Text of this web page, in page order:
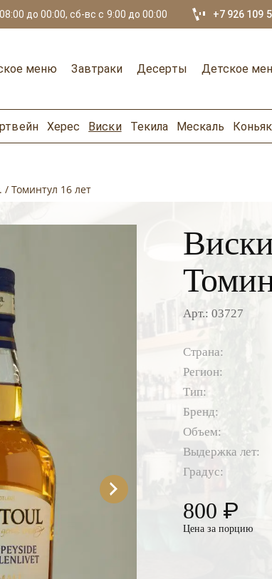
до 00:00, сб-вс с 9:00 до 00:00 +7 926 109
меню Завтраки Десерты Детское
Херес Виски Текила Мескаль Коньяк
/ Томинтул 16 лет
Арт.: 03727
Страна:
Регион:
Тип:
Бренд:
Объем:
Выдержка лет:
Градус:
800 ₽
Цена за порцию